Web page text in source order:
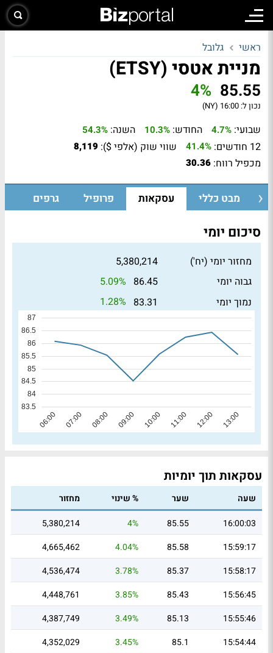
ראשי גלובל
מניית אטסי (ETSY)
85.55
4%
נכון ל: 16:00 (NY)
שבועי: 4.7% החודש: 10.3% השנה: 54.3%
12 חודשים: 41.4% שווי שוק (אלפי $): 8,119
מכפיל רווח: 30.36
מבט כללי עסקאות פרופיל גרפים
סיכום יומי
מחזור יומי (יח')
5,380,214
גבוה יומי
86.45
5.09%
נמוך יומי
83.31
1.28%
עסקאות תוך יומיות
שעה שער % שינוי
מחזור
16:00:03
85.55
4%
5,380,214
15:59:17
85.58
4.04%
4,665,462
15:58:17
85.37
3.78%
4,536,474
15:56:45
85.43
3.85%
4,448,761
15:55:46
85.13
3.49%
4,387,749
15:54:44
85.1
3.45%
4,352,029